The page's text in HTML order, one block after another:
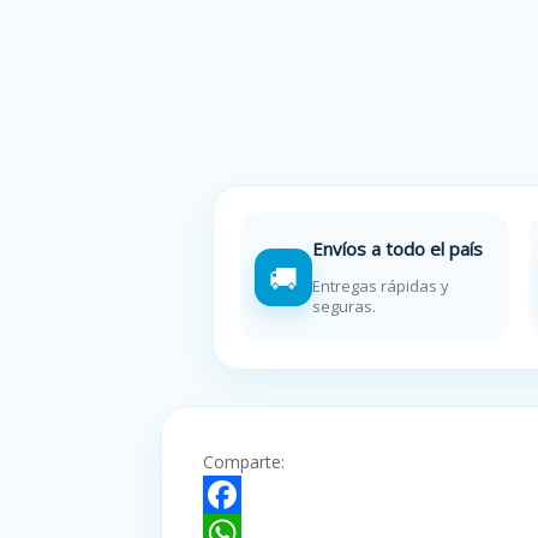
🚚
Envíos a todo el país
Entregas rápidas y
seguras.
Comparte:
F